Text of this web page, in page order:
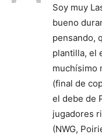
Soy muy
bueno
pensando,
plantilla, el
muchísimo
(final de
el debe de
jugadores
(NWG,